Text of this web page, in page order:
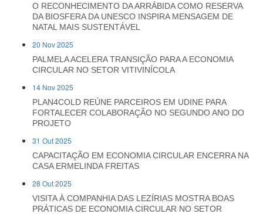
O RECONHECIMENTO DA ARRÁBIDA COMO RESERVA
DA BIOSFERA DA UNESCO INSPIRA MENSAGEM DE
NATAL MAIS SUSTENTÁVEL
20 Nov 2025
PALMELA ACELERA TRANSIÇÃO PARA A ECONOMIA
CIRCULAR NO SETOR VITIVINÍCOLA
14 Nov 2025
PLAN4COLD REÚNE PARCEIROS EM UDINE PARA
FORTALECER COLABORAÇÃO NO SEGUNDO ANO DO
PROJETO
31 Out 2025
CAPACITAÇÃO EM ECONOMIA CIRCULAR ENCERRA NA
CASA ERMELINDA FREITAS
28 Out 2025
VISITA À COMPANHIA DAS LEZÍRIAS MOSTRA BOAS
PRÁTICAS DE ECONOMIA CIRCULAR NO SETOR